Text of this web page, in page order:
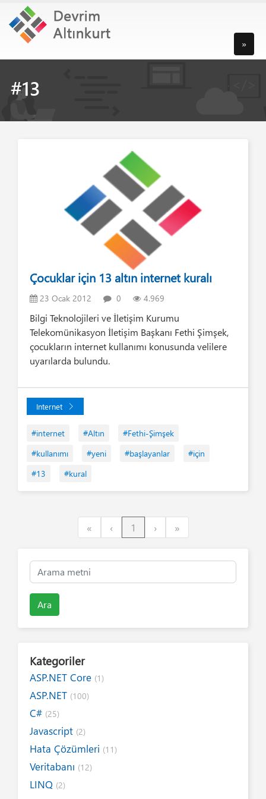
»
#13
Çocuklar için 13 altın internet kuralı
23 Ocak 2012 0 4.969
Bilgi Teknolojileri ve İletişim Kurumu
Telekomünikasyon İletişim Başkanı Fethi Şimşek,
çocukların internet kullanımı konusunda velilere
uyarılarda bulundu.
Internet
#internet #Altın
#Fethi-Şimşek
#kullanımı
#yeni #başlayanlar
#için
#13
#kural
«First ‹Previous
1 ›Next»Last
Ara
Kategoriler
ASP.NET Core (1)
ASP.NET (100)
C# (25)
Javascript (2)
Hata Çözümleri (11)
Veritabanı (12)
LINQ (2)